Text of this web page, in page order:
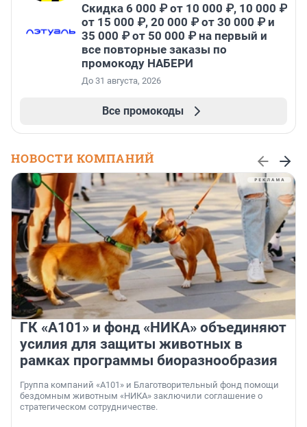
Скидка 6 000 ₽ от 10 000 ₽, 10 000 ₽
от 15 000 ₽, 20 000 ₽ от 30 000 ₽ и
35 000 ₽ от 50 000 ₽ на первый и
все повторные заказы по
промокоду НАБЕРИ
До 31 августа, 2026
Все промокоды
НОВОСТИ КОМПАНИЙ
ГК «А101» и фонд «НИКА» объединяют
усилия для защиты животных в
рамках программы биоразнообразия
Группа компаний «А101» и Благотворительный фонд помощи
бездомным животным «НИКА» заключили соглашение о
стратегическом сотрудничестве.